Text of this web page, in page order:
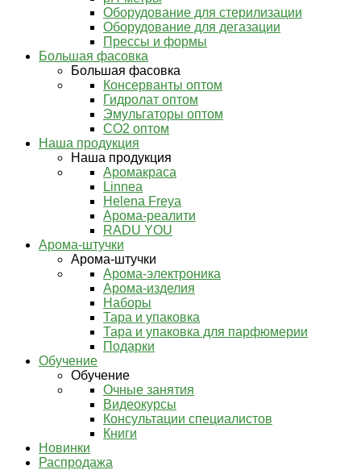
Оборудование для стерилизации
Оборудование для дегазации
Прессы и формы
Большая фасовка
Большая фасовка
Консерванты оптом
Гидролат оптом
Эмульгаторы оптом
СО2 оптом
Наша продукция
Наша продукция
Аромакраса
Linnea
Helena Freya
Арома-реалити
RADU YOU
Арома-штучки
Арома-штучки
Арома-электроника
Арома-изделия
Наборы
Тара и упаковка
Тара и упаковка для парфюмерии
Подарки
Обучение
Обучение
Очные занятия
Видеокурсы
Консультации специалистов
Книги
Новинки
Распродажа